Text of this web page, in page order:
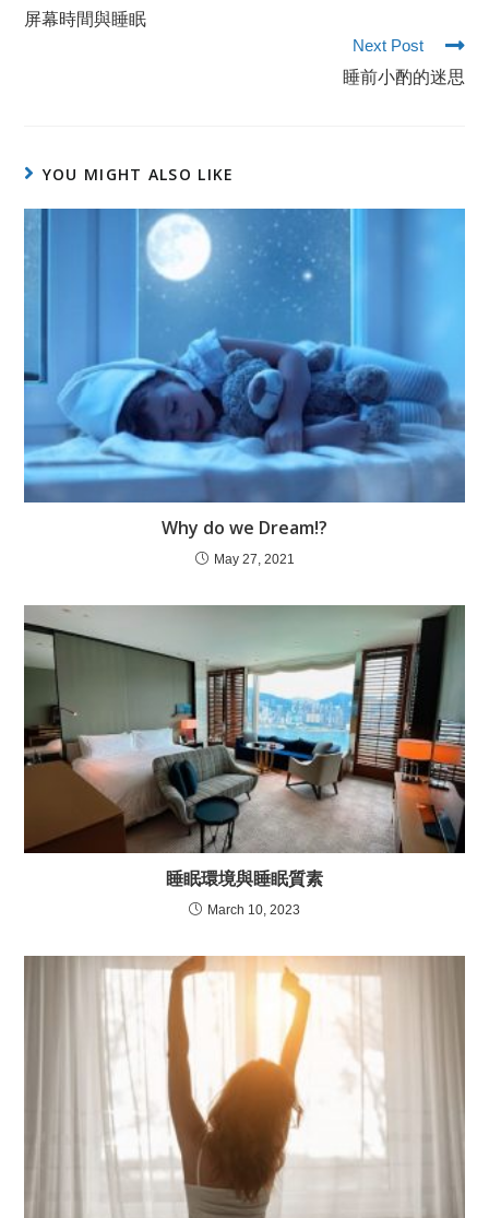
屏幕時間與睡眠
Next Post
睡前小酌的迷思
YOU MIGHT ALSO LIKE
Why do we Dream!?
May 27, 2021
睡眠環境與睡眠質素
March 10, 2023